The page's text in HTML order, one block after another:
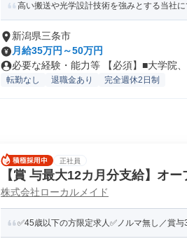
高い搬送や光学設計技術を強みとする当社
新潟県三条市
月給35万円～50万円
必要な経験・能力等 【必須】■大学院
転勤なし 退職金あり 完全週休2日制
正社員
【賞 与最大12カ月分支給】オ
蔵や三条店】
株式会社ローカルメイド
✅45歳以下の方限定求人✅ノルマ無し／賞